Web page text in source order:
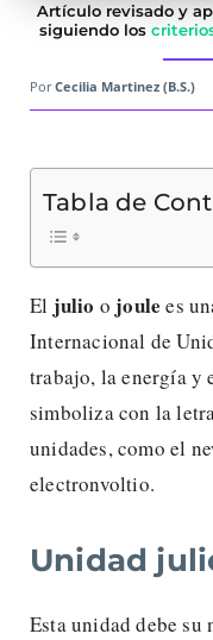
Artículo revisado y
siguiendo los
Por Cecilia Martinez (B.S.)
Tabla de
El julio o joule es
Internacional de
trabajo, la energía y
simboliza con la
unidades, como el
electronvoltio.
Unidad
Esta unidad debe su